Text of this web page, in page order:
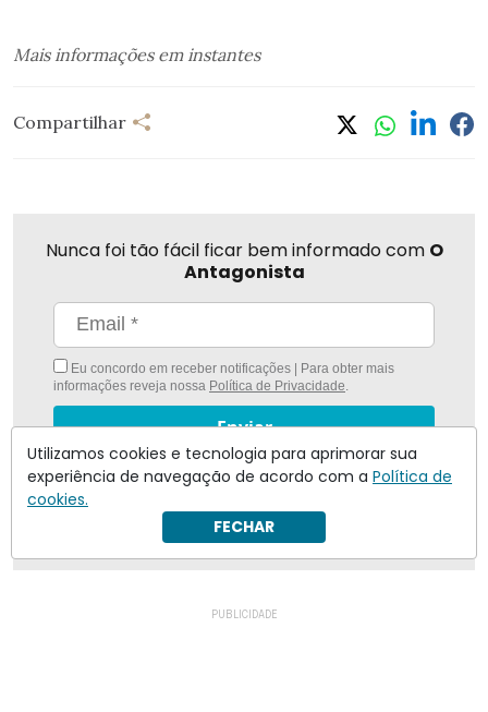
Mais informações em instantes
Compartilhar
Nunca foi tão fácil ficar bem informado com O
Antagonista
Eu concordo em receber notificações | Para obter mais
informações reveja nossa Política de Privacidade
Enviar
Inscreva-se
Utilizamos cookies e tecnologia para aprimorar sua
experiência de navegação de acordo com a Política de
cookies.
FECHAR